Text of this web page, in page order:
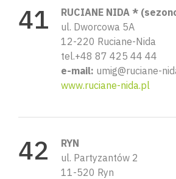
RUCIANE NIDA *
ul. Dworcowa 5A
12-220 Ruciane-Nida
tel.+48 87 425 44 44
e-mail: umig@ruciane-
www.ruciane-nida.pl
RYN
ul. Partyzantów 2
11-520 Ryn